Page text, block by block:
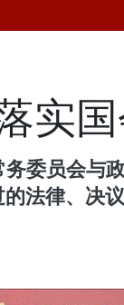
实
委员会与
法律、决